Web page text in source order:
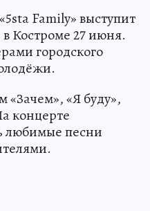
Family» выступит
Костроме 27 июня.
городского
«Зачем», «Я буду»,
концерте
любимые песни